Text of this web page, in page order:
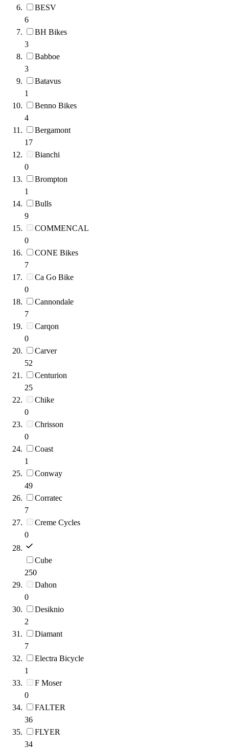
BESV
6
BH Bikes
3
Babboe
3
Batavus
1
Benno Bikes
4
Bergamont
17
Bianchi
0
Brompton
1
Bulls
9
COMMENCAL
0
CONE Bikes
7
Ca Go Bike
0
Cannondale
7
Carqon
0
Carver
52
Centurion
25
Chike
0
Chrisson
0
Coast
1
Conway
49
Corratec
7
Creme Cycles
0
Cube
250
Dahon
0
Desiknio
2
Diamant
7
Electra Bicycle
1
F Moser
0
FALTER
36
FLYER
34